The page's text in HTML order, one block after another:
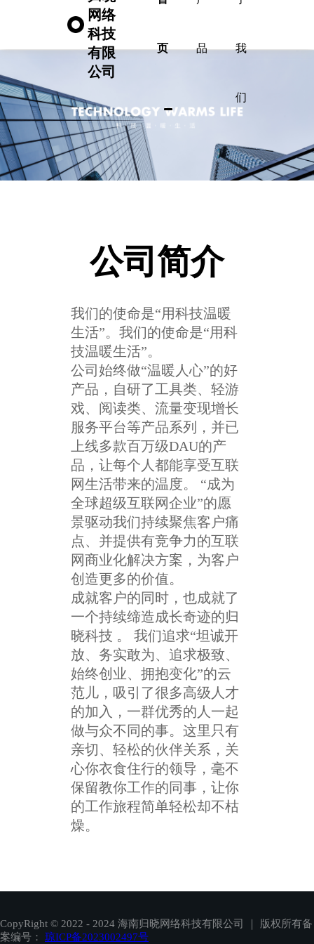
网络
科技
有限
公司
页 品 我
们
公司简介
我们的使命是“用科技温暖
生活”。我们的使命是“用科
技温暖生活”。
公司始终做“温暖人心”的好
产品，自研了工具类、轻游
戏、阅读类、流量变现增长
服务平台等产品系列，并已
上线多款百万级DAU的产
品，让每个人都能享受互联
网生活带来的温度。 “成为
全球超级互联网企业”的愿
景驱动我们持续聚焦客户痛
点、并提供有竞争力的互联
网商业化解决方案，为客户
创造更多的价值。
成就客户的同时，也成就了
一个持续缔造成长奇迹的归
晓科技 。 我们追求“坦诚开
放、务实敢为、追求极致、
始终创业、拥抱变化”的云
范儿，吸引了很多高级人才
的加入，一群优秀的人一起
做与众不同的事。这里只有
亲切、轻松的伙伴关系，关
心你衣食住行的领导，毫不
保留教你工作的同事，让你
的工作旅程简单轻松却不枯
燥。
CopyRight © 2022 - 2024 海南归晓网络科技有限公司
版权所有备
案编号： 琼ICP备2023002497号